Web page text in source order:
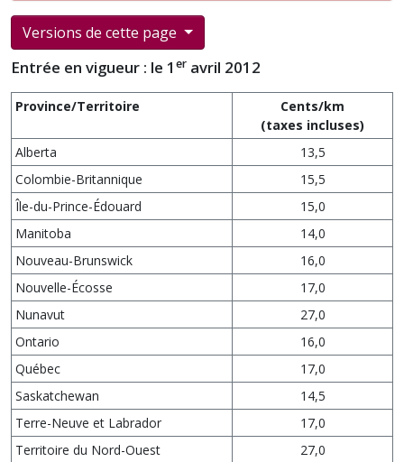
Versions de cette page
Entrée en vigueur : le 1 er avril 2012
Province/Territoire
Cents/km
(taxes incluses)
Alberta
13,5
Colombie-Britannique
15,5
Île-du-Prince-Édouard
15,0
Manitoba
14,0
Nouveau-Brunswick
16,0
Nouvelle-Écosse
17,0
Nunavut
27,0
Ontario
16,0
Québec
17,0
Saskatchewan
14,5
Terre-Neuve et Labrador
17,0
Territoire du Nord-Ouest
27,0